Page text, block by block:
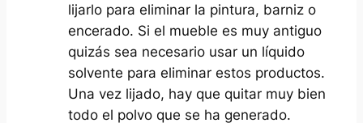
lijarlo para eliminar la pintura, barniz o
encerado. Si el mueble es muy antiguo
quizás sea necesario usar un líquido
solvente para eliminar estos productos.
Una vez lijado, hay que quitar muy bien
todo el polvo que se ha generado.